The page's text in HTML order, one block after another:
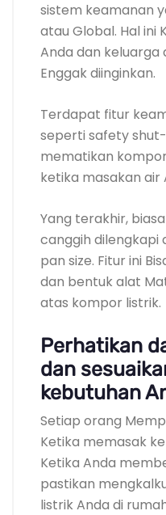
sistem keamanan
atau Global. Hal ini
Anda dan keluarga
Enggak diinginkan.
Terdapat fitur
seperti safety
mematikan
ketika masakan air
Yang terakhir,
canggih
pan size. Fitur ini
dan bentuk alat
atas kompor listrik.
Perhatikan
dan
kebutuhan
Setiap orang
Ketika memasak
Ketika Anda
pastikan
listrik Anda di